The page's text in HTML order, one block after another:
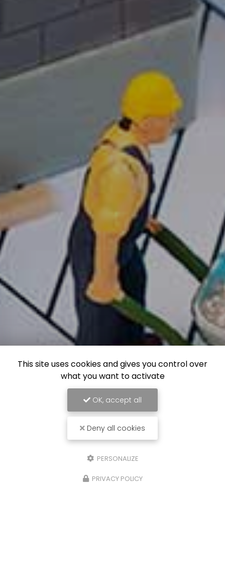
This site uses cookies and gives you control over
what you want to activate
OK, accept all
Deny all cookies
PERSONALIZE
PRIVACY POLICY